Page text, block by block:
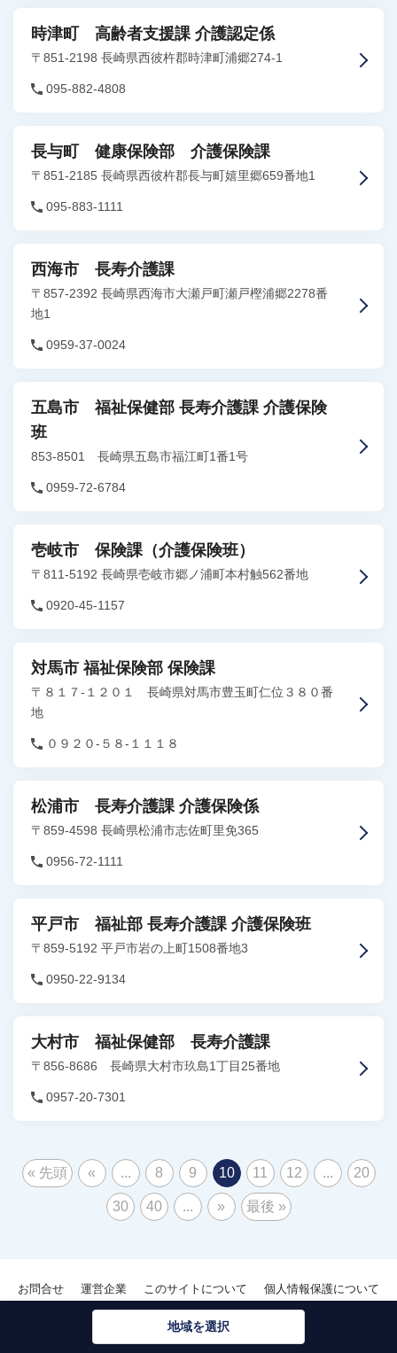
地域を選択
時津町 高齢者支援課 介護認定係
〒851-2198 長崎県西彼杵郡時津町浦郷274-1
095-882-4808
長与町 健康保険部 介護保険課
〒851-2185 長崎県西彼杵郡長与町嬉里郷659番地1
095-883-1111
西海市 長寿介護課
〒857-2392 長崎県西海市大瀬戸町瀬戸樫浦郷2278番
地1
0959-37-0024
五島市 福祉保健部 長寿介護課 介護保険
班
853-8501 長崎県五島市福江町1番1号
0959-72-6784
壱岐市 保険課（介護保険班）
〒811-5192 長崎県壱岐市郷ノ浦町本村触562番地
0920-45-1157
対馬市 福祉保険部 保険課
〒８１７-１２０１ 長崎県対馬市豊玉町仁位３８０番
地
０９２０-５８-１１１８
松浦市 長寿介護課 介護保険係
〒859-4598 長崎県松浦市志佐町里免365
0956-72-1111
平戸市 福祉部 長寿介護課 介護保険班
〒859-5192 平戸市岩の上町1508番地3
0950-22-9134
大村市 福祉保健部 長寿介護課
〒856-8686 長崎県大村市玖島1丁目25番地
0957-20-7301
« 先頭 « ... 8 9 10 11 12 ... 20
30 40 ... » 最後 »
お問合せ 運営企業 このサイトについて 個人情報保護について
Copyright © Kaigounei TalkRoom.